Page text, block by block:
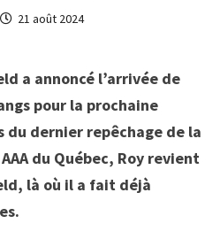
21 août 2024
a annoncé l’arrivée de
pour la prochaine
du dernier repêchage de la
du Québec, Roy revient
là où il a fait déjà